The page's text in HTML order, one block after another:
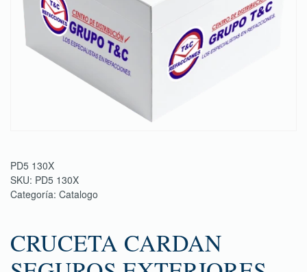
PD5 130X
SKU: PD5 130X
Categoría: Catalogo
CRUCETA CARDAN